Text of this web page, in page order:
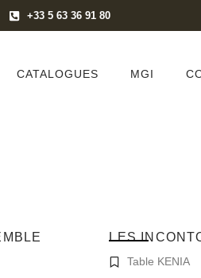
+33 5 63 36 91 80
CATALOGUES MGI
LES
Table KENIA